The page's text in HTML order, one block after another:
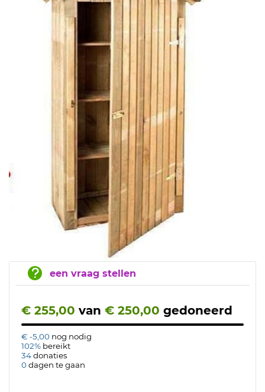
een vraag stellen
€ 255,00 van € 250,00 gedoneerd
€ -5,00 nog nodig
102% bereikt
34donaties
0dagen te gaan